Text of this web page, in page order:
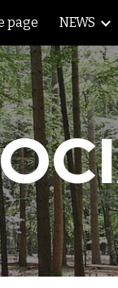
Skip to
page NEWS